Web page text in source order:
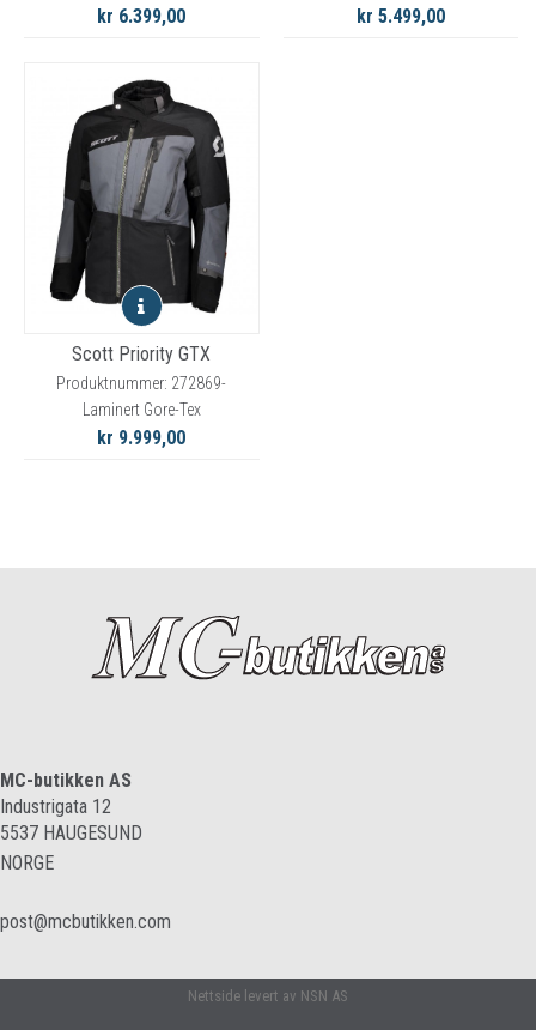
kr 6.399,00 kr 5.499,00
Scott Priority GTX
Produktnummer: 272869-
Laminert Gore-Tex
kr 9.999,00
MC-butikken AS
Industrigata 12
5537 HAUGESUND
NORGE
post@mcbutikken.com
Nettside levert av NSN AS